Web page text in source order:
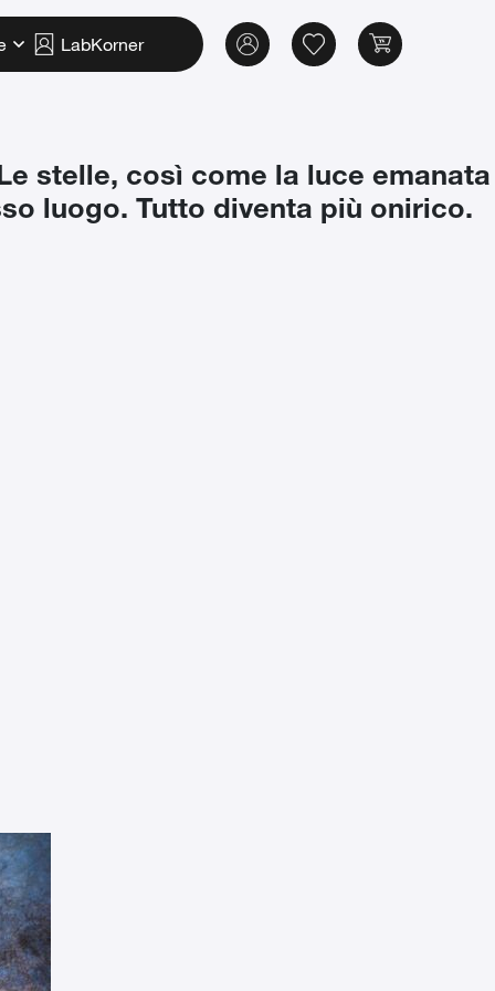
LabKorner
stelle, così come la luce emanata
luogo. Tutto diventa più onirico.